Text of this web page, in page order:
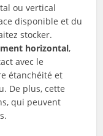
ou vertical
disponible et du
stocker.
horizontal,
avec le
étanchéité et
De plus, cette
qui peuvent